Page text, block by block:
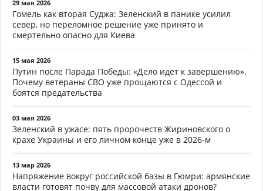
29 мая 2026
Гомель как вторая Суджа: Зеленский в панике усилил
север, но переломное решение уже принято и
смертельно опасно для Киева
15 мая 2026
Путин после Парада Победы: «Дело идёт к завершению».
Почему ветераны СВО уже прощаются с Одессой и
боятся предательства
03 мая 2026
Зеленский в ужасе: пять пророчеств Жириновского о
крахе Украины и его личном конце уже в 2026-м
13 мар 2026
Напряжение вокруг российской базы в Гюмри: армянские
власти готовят почву для массовой атаки дронов?